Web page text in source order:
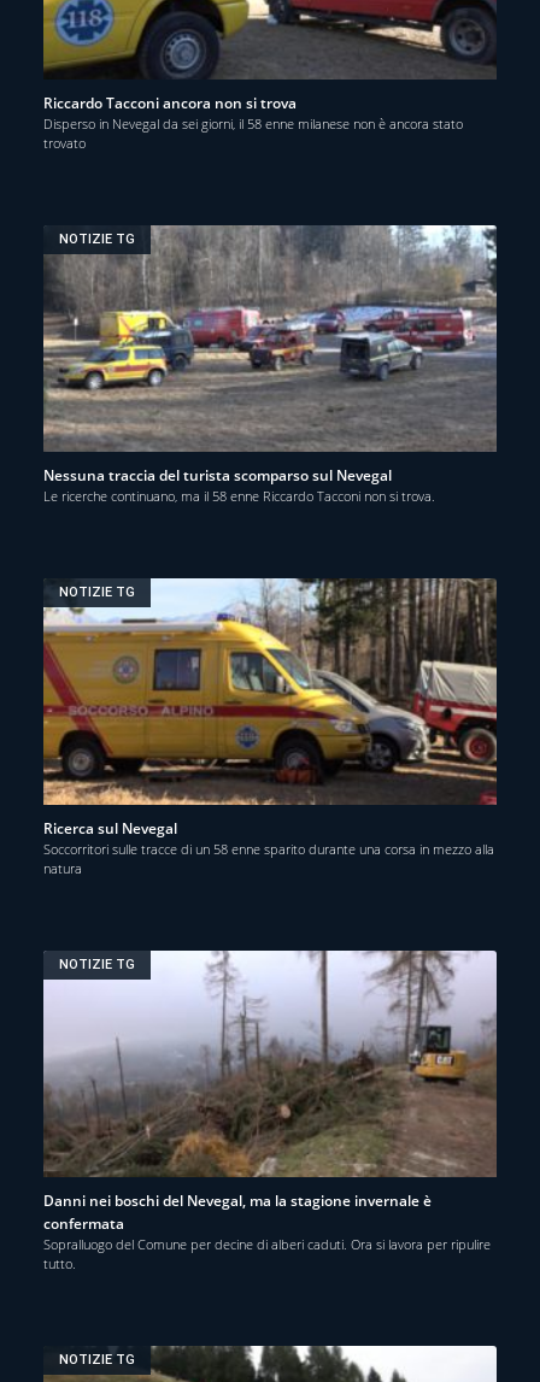
Riccardo Tacconi ancora non si trova
Disperso in Nevegal da sei giorni, il 58 enne milanese non è ancora stato
trovato
NOTIZIE TG
Nessuna traccia del turista scomparso sul Nevegal
Le ricerche continuano, ma il 58 enne Riccardo Tacconi non si trova.
NOTIZIE TG
Ricerca sul Nevegal
Soccorritori sulle tracce di un 58 enne sparito durante una corsa in mezzo alla
natura
NOTIZIE TG
Danni nei boschi del Nevegal, ma la stagione invernale è
confermata
Sopralluogo del Comune per decine di alberi caduti. Ora si lavora per ripulire
tutto.
NOTIZIE TG